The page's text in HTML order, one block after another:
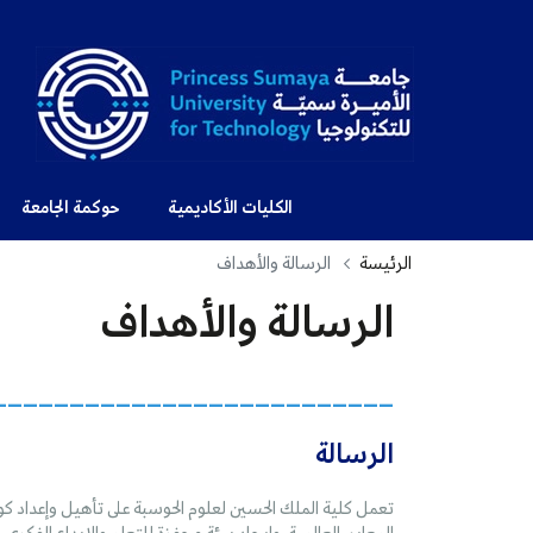
الكليات الأكاديمية حوكمة الجامعة
الرئيسة الرسالة والأهداف
الرسالة والأهداف
الرسالة
تعمل كلية الملك الحسين لعلوم الحوسبة على تأهيل